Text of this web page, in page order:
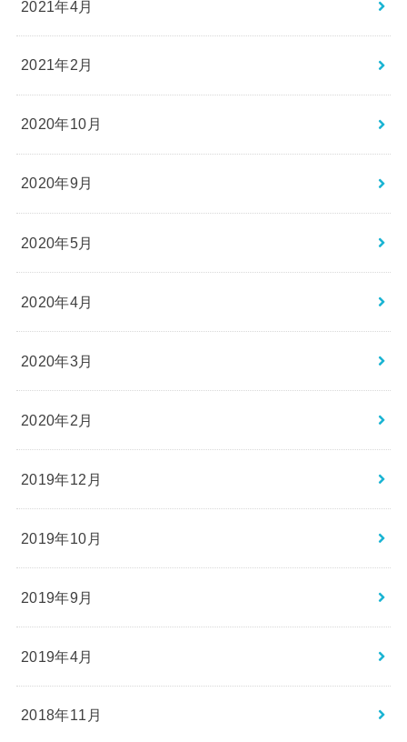
2021年4月
2021年2月
2020年10月
2020年9月
2020年5月
2020年4月
2020年3月
2020年2月
2019年12月
2019年10月
2019年9月
2019年4月
2018年11月